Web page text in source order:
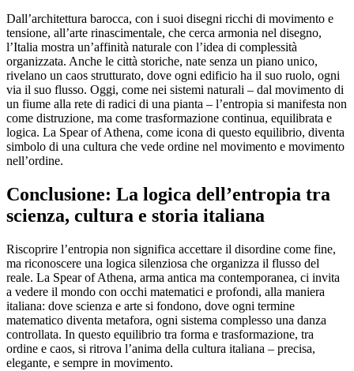
Dall’architettura barocca, con i suoi disegni ricchi di movimento e
tensione, all’arte rinascimentale, che cerca armonia nel disegno,
l’Italia mostra un’affinità naturale con l’idea di complessità
organizzata. Anche le città storiche, nate senza un piano unico,
rivelano un caos strutturato, dove ogni edificio ha il suo ruolo, ogni
via il suo flusso. Oggi, come nei sistemi naturali – dal movimento di
un fiume alla rete di radici di una pianta – l’entropia si manifesta non
come distruzione, ma come trasformazione continua, equilibrata e
logica. La Spear of Athena, come icona di questo equilibrio, diventa
simbolo di una cultura che vede ordine nel movimento e movimento
nell’ordine.
Conclusione: La logica dell’entropia tra
scienza, cultura e storia italiana
Riscoprire l’entropia non significa accettare il disordine come fine,
ma riconoscere una logica silenziosa che organizza il flusso del
reale. La Spear of Athena, arma antica ma contemporanea, ci invita
a vedere il mondo con occhi matematici e profondi, alla maniera
italiana: dove scienza e arte si fondono, dove ogni termine
matematico diventa metafora, ogni sistema complesso una danza
controllata. In questo equilibrio tra forma e trasformazione, tra
ordine e caos, si ritrova l’anima della cultura italiana – precisa,
elegante, e sempre in movimento.